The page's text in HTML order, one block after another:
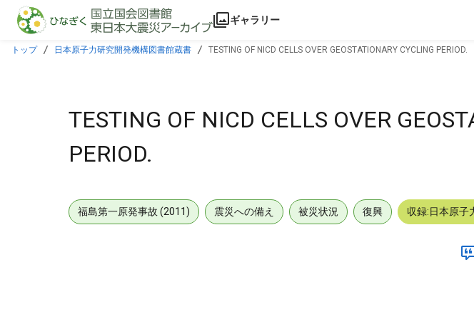
本文に飛ぶ
ギャラリー
トップ 日本原子力研究開発機構図書館蔵書 TESTING OF NICD CELLS OVER GEOSTATIONARY CYCLING PERIOD.
TESTING OF NICD CELLS OVER
PERIOD.
福島第一原発事故 (2011) 震災への備え 被災状況 復興 収録:日本原子